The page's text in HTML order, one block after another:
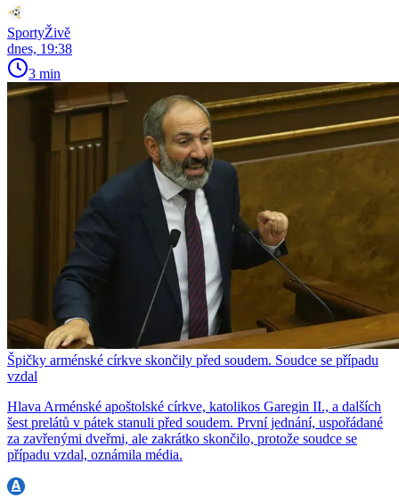
SportyŽivě
dnes, 19:38
3 min
Špičky arménské církve skončily před soudem. Soudce se případu
vzdal
Hlava Arménské apoštolské církve, katolikos Garegin II., a dalších
šest prelátů v pátek stanuli před soudem. První jednání, uspořádané
za zavřenými dveřmi, ale zakrátko skončilo, protože soudce se
případu vzdal, oznámila média.